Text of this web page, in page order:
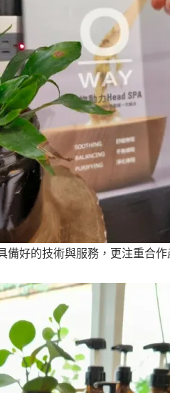
備好的技術與服務，更注重合